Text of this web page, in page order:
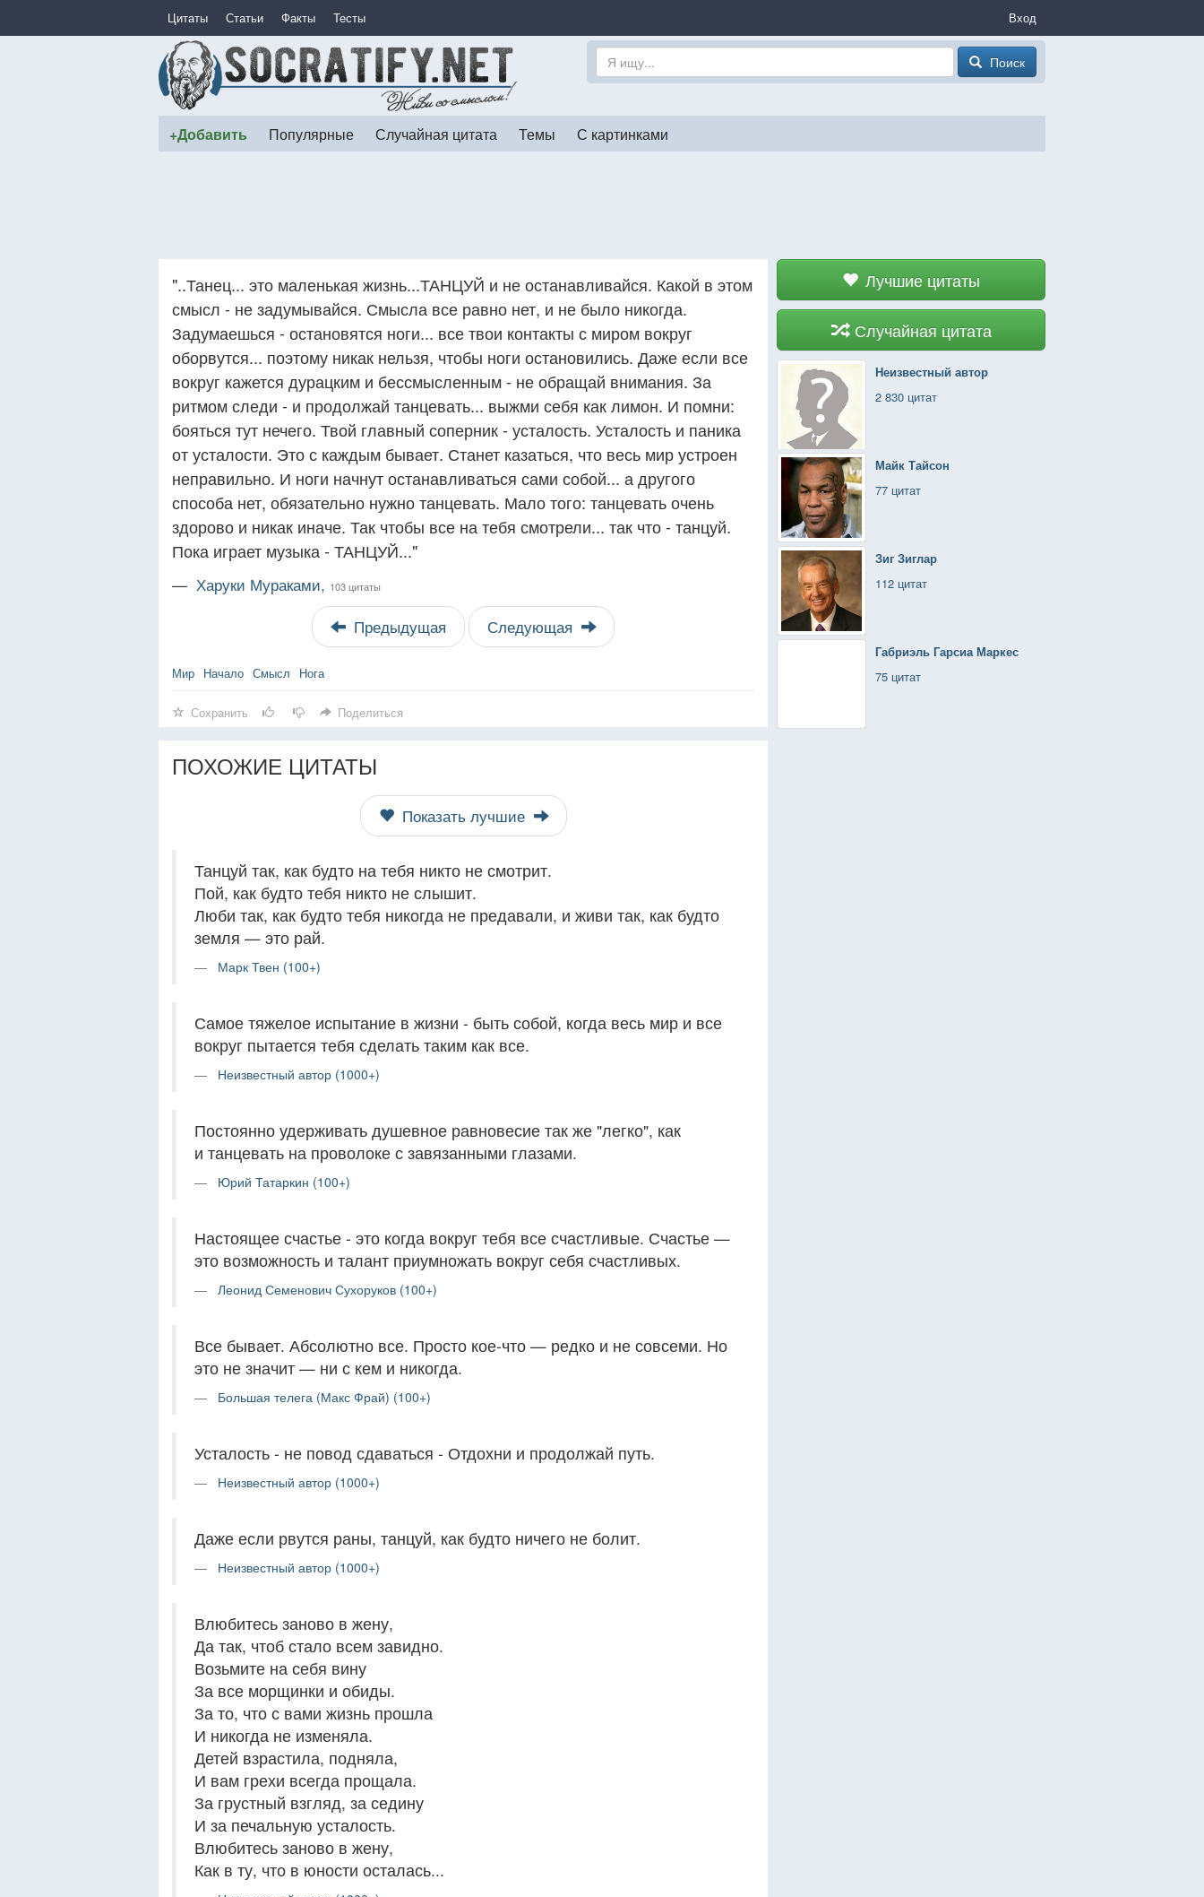
Цитаты Статьи Факты Тесты Вход
Поиск
+Добавить Популярные Случайная цитата Темы С картинками
Лучшие цитаты
Случайная цитата
Неизвестный автор
2 830 цитат
Майк Тайсон
77 цитат
Зиг Зиглар
112 цитат
Габриэль Гарсиа Маркес
75 цитат
"..Танец... это маленькая жизнь...ТАНЦУЙ и не останавливайся. Какой в этом
смысл - не задумывайся. Смысла все равно нет, и не было никогда.
Задумаешься - остановятся ноги... все твои контакты с миром вокруг
оборвутся... поэтому никак нельзя, чтобы ноги остановились. Даже если все
вокруг кажется дурацким и бессмысленным - не обращай внимания. За
ритмом следи - и продолжай танцевать... выжми себя как лимон. И помни:
бояться тут нечего. Твой главный соперник - усталость. Усталость и паника
от усталости. Это с каждым бывает. Станет казаться, что весь мир устроен
неправильно. И ноги начнут останавливаться сами собой... а другого
способа нет, обязательно нужно танцевать. Мало того: танцевать очень
здорово и никак иначе. Так чтобы все на тебя смотрели... так что - танцуй.
Пока играет музыка - ТАНЦУЙ..."
— Харуки Мураками, 103 цитаты
Предыдущая Следующая
Мир Начало Смысл Нога
Сохранить Поделиться
ПОХОЖИЕ ЦИТАТЫ
Показать лучшие
Танцуй так, как будто на тебя никто не смотрит.
Пой, как будто тебя никто не слышит.
Люби так, как будто тебя никогда не предавали, и живи так, как будто
земля — это рай.
Марк Твен (100+)
Самое тяжелое испытание в жизни - быть собой, когда весь мир и все
вокруг пытается тебя сделать таким как все.
Неизвестный автор (1000+)
Постоянно удерживать душевное равновесие так же "легко", как
и танцевать на проволоке с завязанными глазами.
Юрий Татаркин (100+)
Настоящее счастье - это когда вокруг тебя все счастливые. Счастье —
это возможность и талант приумножать вокруг себя счастливых.
Леонид Семенович Сухоруков (100+)
Все бывает. Абсолютно все. Просто кое-что — редко и не совсеми. Но
это не значит — ни с кем и никогда.
Большая телега (Макс Фрай) (100+)
Усталость - не повод сдаваться - Отдохни и продолжай путь.
Неизвестный автор (1000+)
Даже если рвутся раны, танцуй, как будто ничего не болит.
Неизвестный автор (1000+)
Влюбитесь заново в жену,
Да так, чтоб стало всем завидно.
Возьмите на себя вину
За все морщинки и обиды.
За то, что с вами жизнь прошла
И никогда не изменяла.
Детей взрастила, подняла,
И вам грехи всегда прощала.
За грустный взгляд, за седину
И за печальную усталость.
Влюбитесь заново в жену,
Как в ту, что в юности осталась...